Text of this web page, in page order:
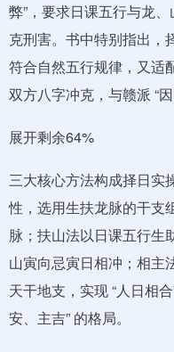
弊”，要求日课五行与龙
克刑害。书中特别指出，
符合自然五行规律，又适
双方八字冲克，与赣派 “
展开剩余64%
三大核心方法构成择日实
性，选用生扶龙脉的干支
脉；扶山法以日课五行生
山寅向忌寅日相冲；相主
天干地支，实现 “人日相
安、主吉” 的格局。